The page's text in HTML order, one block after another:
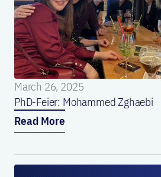
March 26, 2025
PhD-Feier: Mohammed Zghaebi
Read More